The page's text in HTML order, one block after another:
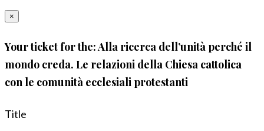
×
Your ticket for the: Alla ricerca dell’unità perché il
mondo creda. Le relazioni della Chiesa cattolica
con le comunità ecclesiali protestanti
Title